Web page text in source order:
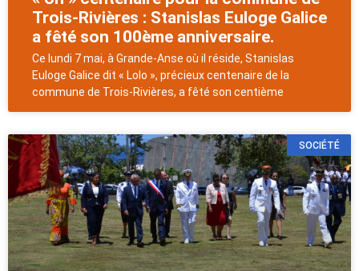
Trois-Rivières : Stanislas Euloge Galice
a fêté son 100ème anniversaire.
Ce lundi 7 mai, à Grande-Anse où il réside, Stanislas
Euloge Galice dit « Lolo », précieux centenaire de la
commune de Trois-Rivières, a fêté son centième
SOCIÉTÉ